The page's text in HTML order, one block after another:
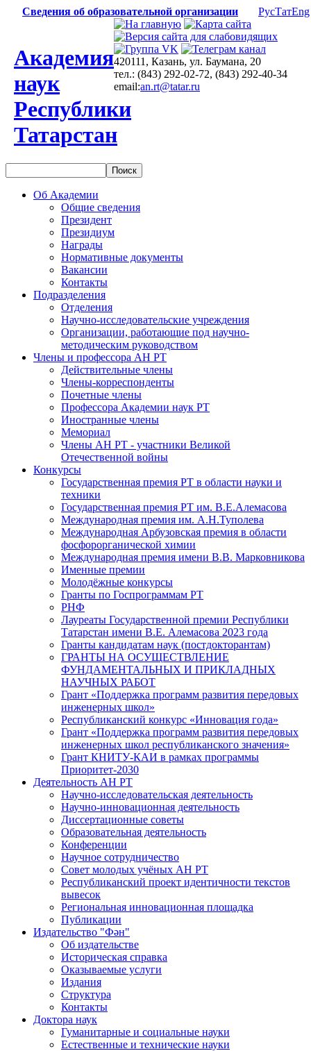
Сведения об образовательной организации РусТатEng
Академия
наук
Республики
Татарстан
420111, Казань, ул. Баумана, 20
тел.: (843) 292-02-72, (843) 292-40-34
email:an.rt@tatar.ru
Об Академии
Общие сведения
Президент
Президиум
Награды
Нормативные документы
Вакансии
Контакты
Подразделения
Отделения
Научно-исследовательские учреждения
Организации, работающие под научно-
методическим руководством
Члены и профессора АН РТ
Действительные члены
Члены-корреспонденты
Почетные члены
Профессора Академии наук РТ
Иностранные члены
Мемориал
Члены АН РТ - участники Великой
Отечественной войны
Конкурсы
Государственная премия РТ в области науки и
техники
Государственная премия РТ им. В.Е.Алемасова
Международная премия им. А.Н.Туполева
Международная Арбузовская премия в области
фосфорорганической химии
Международная премия имени В.В. Марковникова
Именные премии
Молодёжные конкурсы
Гранты по Госпрограммам РТ
РНФ
Лауреаты Государственной премии Республики
Татарстан имени В.Е. Алемасова 2023 года
Гранты кандидатам наук (постдокторантам)
ГРАНТЫ НА ОСУЩЕСТВЛЕНИЕ
ФУНДАМЕНТАЛЬНЫХ И ПРИКЛАДНЫХ
НАУЧНЫХ РАБОТ
Грант «Поддержка программ развития передовых
инженерных школ»
Республиканский конкурс «Инновация года»
Грант «Поддержка программ развития передовых
инженерных школ республиканского значения»
Грант КНИТУ-КАИ в рамках программы
Приоритет-2030
Деятельность АН РТ
Научно-исследовательская деятельность
Научно-инновационная деятельность
Диссертационные советы
Образовательная деятельность
Конференции
Научное сотрудничество
Совет молодых учёных АН РТ
Республиканский проект идентичности текстов
вывесок
Региональная инновационная площадка
Публикации
Издательство "Фән"
Об издательстве
Историческая справка
Оказываемые услуги
Издания
Структура
Контакты
Доктора наук
Гуманитарные и социальные науки
Естественные и технические науки